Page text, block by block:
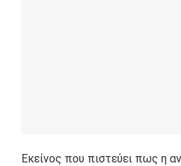
Εκείνος που πιστεύει πως η